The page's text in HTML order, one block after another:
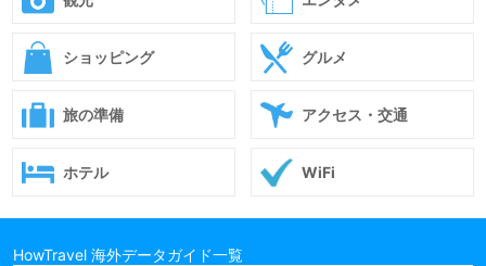
ショッピング グルメ
旅の準備 アクセス・交通
ホテル WiFi
HowTravel 海外データガイド一覧